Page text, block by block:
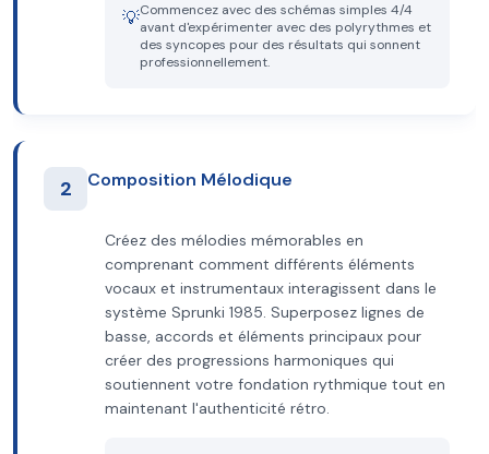
💡Commencez avec des schémas simples 4/4
avant d'expérimenter avec des polyrythmes et
des syncopes pour des résultats qui sonnent
professionnellement.
2 Composition Mélodique
Créez des mélodies mémorables en
comprenant comment différents éléments
vocaux et instrumentaux interagissent dans le
système Sprunki 1985. Superposez lignes de
basse, accords et éléments principaux pour
créer des progressions harmoniques qui
soutiennent votre fondation rythmique tout en
maintenant l'authenticité rétro.